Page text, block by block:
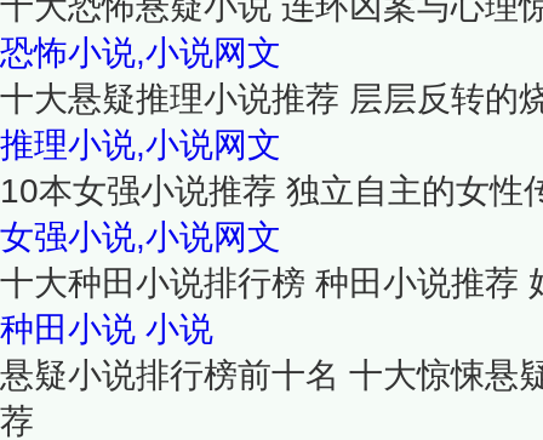
恐怖小说,小说网文
十大悬疑推理小说推荐 层层反转的
推理小说,小说网文
10本女强小说推荐 独立自主的女性
女强小说,小说网文
十大种田小说排行榜 种田小说推荐
种田小说 小说
悬疑小说排行榜前十名 十大惊悚悬
荐